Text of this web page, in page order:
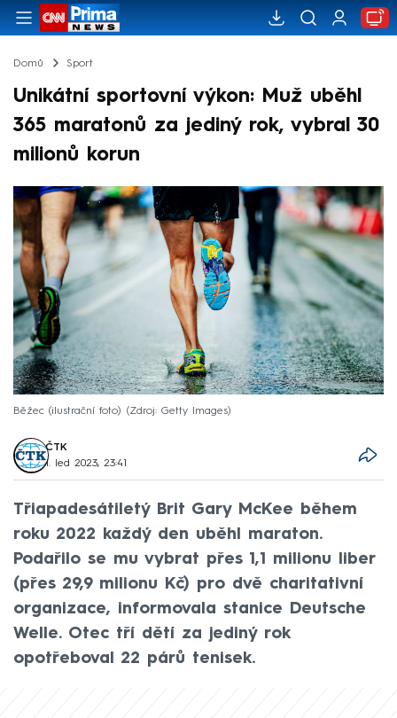
Domů Sport
Unikátní sportovní výkon: Muž uběhl
365 maratonů za jediný rok, vybral 30
milionů korun
Běžec (ilustrační foto) Zdroj: Getty Images
ČTK
1. led 2023, 23:41
Třiapadesátiletý Brit Gary McKee během
roku 2022 každý den uběhl maraton.
Podařilo se mu vybrat přes 1,1 milionu liber
(přes 29,9 milionu Kč) pro dvě charitativní
organizace, informovala stanice Deutsche
Welle. Otec tří dětí za jediný rok
opotřeboval 22 párů tenisek.